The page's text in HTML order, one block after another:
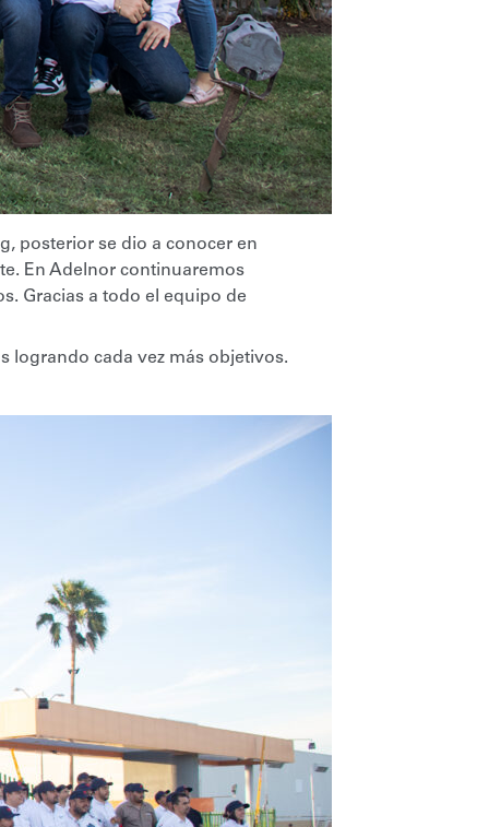
posterior se dio a conocer en
En Adelnor continuaremos
Gracias a todo el equipo de
logrando cada vez más objetivos.